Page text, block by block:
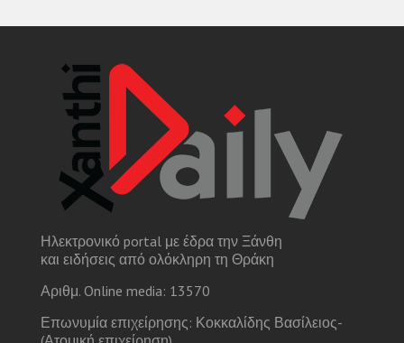
Ηλεκτρονικό portal με έδρα την Ξάνθη
και ειδήσεις από ολόκληρη τη Θράκη
Αριθμ. Online media: 13570
Επωνυμία επιχείρησης: Κοκκαλίδης Βασίλειος-